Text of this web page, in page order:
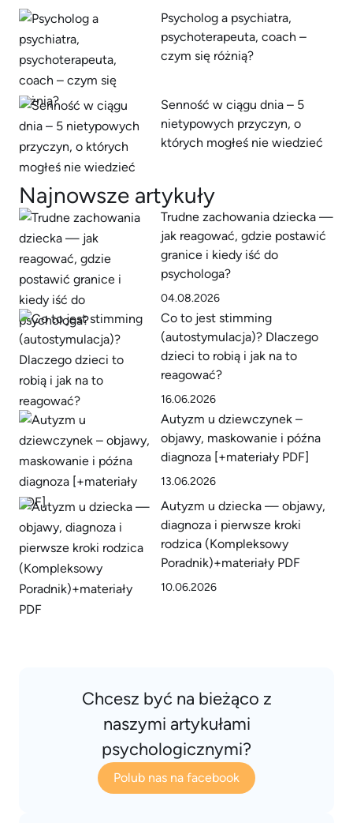
Psycholog a psychiatra,
psychoterapeuta, coach –
czym się różnią?
Senność w ciągu dnia – 5
nietypowych przyczyn, o
których mogłeś nie wiedzieć
Najnowsze artykuły
Trudne zachowania dziecka —
jak reagować, gdzie postawić
granice i kiedy iść do
psychologa?
04.08.2026
Co to jest stimming
(autostymulacja)? Dlaczego
dzieci to robią i jak na to
reagować?
16.06.2026
Autyzm u dziewczynek –
objawy, maskowanie i późna
diagnoza [+materiały PDF]
13.06.2026
Autyzm u dziecka — objawy,
diagnoza i pierwsze kroki
rodzica (Kompleksowy
Poradnik)+materiały PDF
10.06.2026
Chcesz być na bieżąco z
naszymi artykułami
psychologicznymi?
Polub nas na facebook